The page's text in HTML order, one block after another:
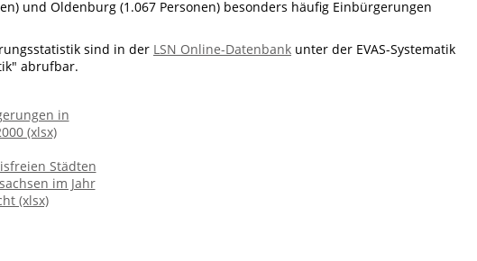
und Oldenburg (1.067 Personen) besonders häufig Einbürgerungen
sind in der LSN Online-Datenbank unter der EVAS-Systematik
abrufbar.
in
(xlsx)
Städten
im Jahr
(xlsx)